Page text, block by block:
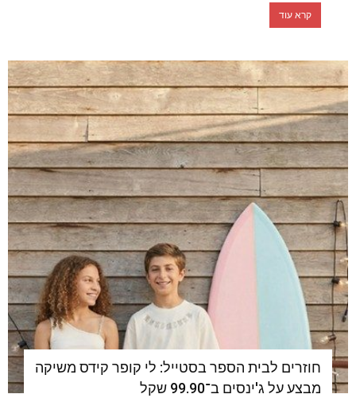
קרא עוד
חוזרים לבית הספר בסטייל: לי קופר קידס משיקה
מבצע על ג'ינסים ב־99.90 שקל